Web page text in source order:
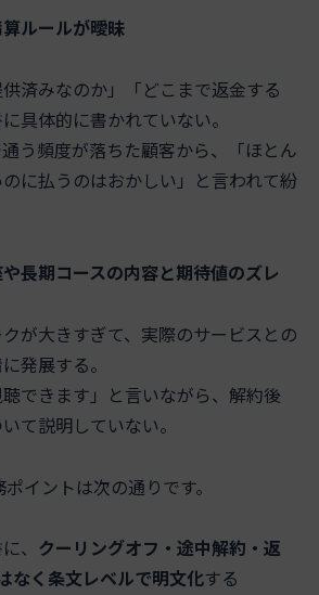
ルールが曖昧
供済みなのか」「どこまで返金する
具体的に書かれていない。
通う頻度が落ちた顧客から、「ほとん
に払うのはおかしい」と言われて紛
長期コースの内容と期待値のズレ
クが大きすぎて、実際のサービスとの
発展する。
聴できます」と言いながら、解約後
て説明していない。
イントは次の通りです。
、 クーリングオフ・途中解約・返
なく条文レベルで明文化する